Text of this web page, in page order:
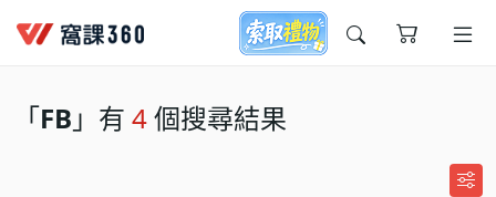
今天想要學什麼?
「FB 」有 4個搜尋結果